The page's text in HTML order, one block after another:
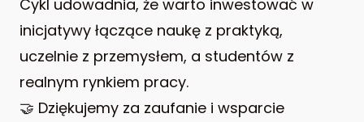
Cykl udowadnia, że warto inwestować w
inicjatywy łączące naukę z praktyką,
uczelnie z przemysłem, a studentów z
realnym rynkiem pracy.
🤝 Dziękujemy za zaufanie i wsparcie